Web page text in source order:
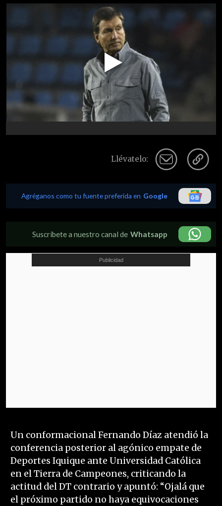
Play
Video
Llévatelo:
Agréganos como tu fuente preferida en Google
Suscríbete a nuestro canal de Whatsapp
Un conformacional Fernando Díaz atendió la
conferencia posterior al agónico empate de
Deportes Iquique ante Universidad Católica
en el Tierra de Campeones, criticando la
actitud del DT contrario y apuntó: “Ojalá que
el próximo partido no haya equivocaciones